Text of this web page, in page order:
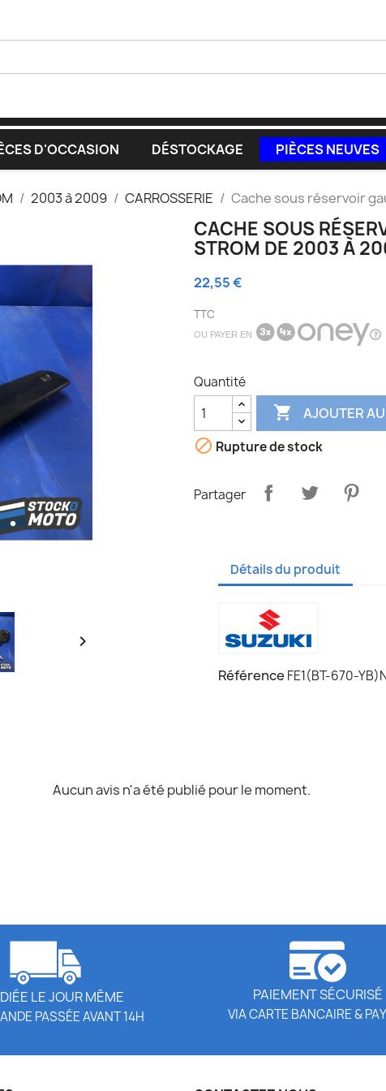
D'OCCASION DÉSTOCKAGE PIÈCES NEUVES
2003 à 2009 CARROSSERIE Cache sous réservoir

CACHE SOUS
STROM DE 2003 À
22,55 €
TTC
OU PAYER EN
Quantité
 AJOUTER
 Rupture de stock
Partager
Détails du produit
Référence FE1(BT-670-
Aucun avis n'a été publié pour le moment.
LE JOUR MÊME
PASSÉE AVANT 14H
PAIEMENT SÉCURISÉ
VIA CARTE BANCAIRE &